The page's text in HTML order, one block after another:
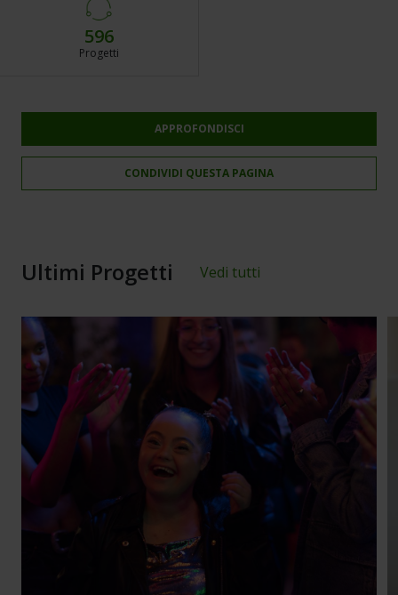
596
Progetti
APPROFONDISCI
CONDIVIDI QUESTA PAGINA
Ultimi Progetti Vedi tutti